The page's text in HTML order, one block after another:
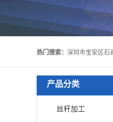
热门搜索：
产品分类
丝杆加工